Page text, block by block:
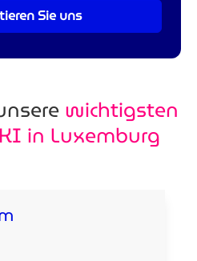
Sie uns
wichtigsten
in Luxemburg